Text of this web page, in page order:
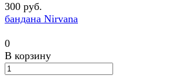
300 руб.
бандана Nirvana
0
В корзину